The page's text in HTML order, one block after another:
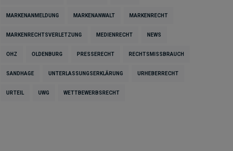
MARKENANMELDUNG MARKENANWALT MARKENRECHT
MARKENRECHTSVERLETZUNG MEDIENRECHT NEWS
OHZ OLDENBURG PRESSERECHT RECHTSMISSBRAUCH
SANDHAGE UNTERLASSUNGSERKLÄRUNG URHEBERRECHT
URTEIL UWG WETTBEWERBSRECHT